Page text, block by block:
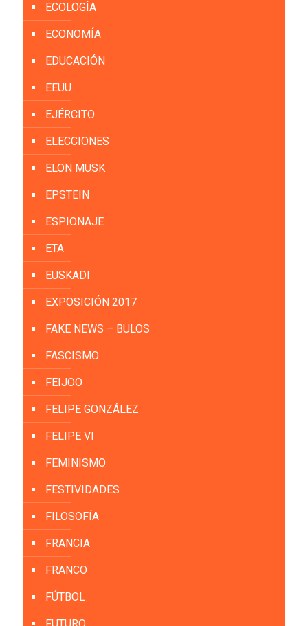
ECOLOGÍA
ECONOMÍA
EDUCACIÓN
EEUU
EJÉRCITO
ELECCIONES
ELON MUSK
EPSTEIN
ESPIONAJE
ETA
EUSKADI
EXPOSICIÓN 2017
FAKE NEWS – BULOS
FASCISMO
FEIJOO
FELIPE GONZÁLEZ
FELIPE VI
FEMINISMO
FESTIVIDADES
FILOSOFÍA
FRANCIA
FRANCO
FÚTBOL